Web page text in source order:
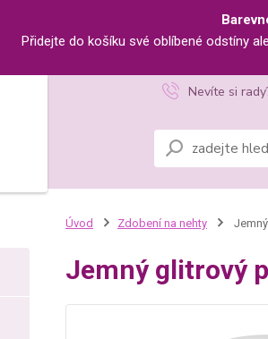
Přidejte do košíku své oblíbené odstíny
Nevíte si
Úvod Zdobení na nehty
Jemný glitrový